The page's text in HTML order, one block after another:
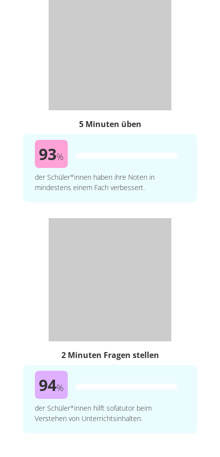
5 Minuten üben
93%
der Schüler*innen haben ihre Noten in
mindestens einem Fach verbessert.
2 Minuten Fragen stellen
94%
der Schüler*innen hilft sofatutor beim
Verstehen von Unterrichtsinhalten.